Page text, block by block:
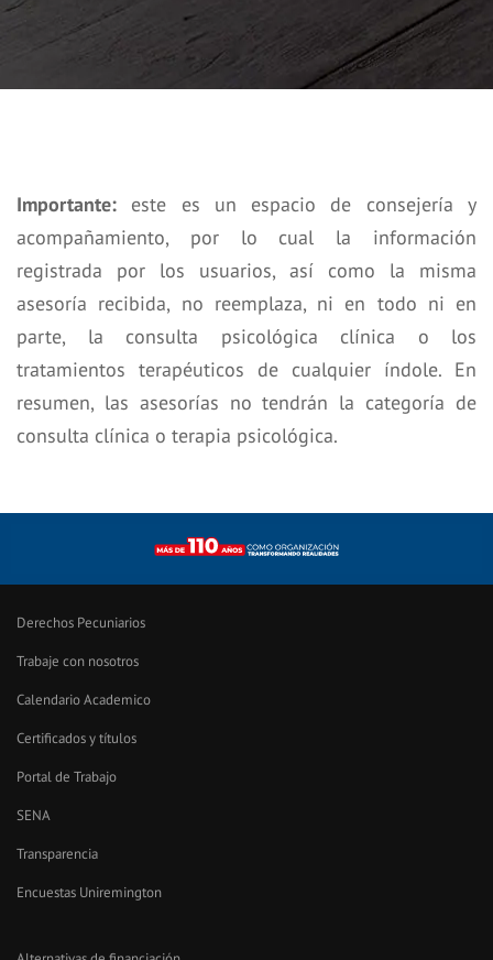
Importante: este es un espacio de consejería y
acompañamiento, por lo cual la información
registrada por los usuarios, así como la misma
asesoría recibida, no reemplaza, ni en todo ni en
parte, la consulta psicológica clínica o los
tratamientos terapéuticos de cualquier índole. En
resumen, las asesorías no tendrán la categoría de
consulta clínica o terapia psicológica.
Derechos Pecuniarios
Trabaje con nosotros
Calendario Academico
Certificados y títulos
Portal de Trabajo
SENA
Transparencia
Encuestas Uniremington